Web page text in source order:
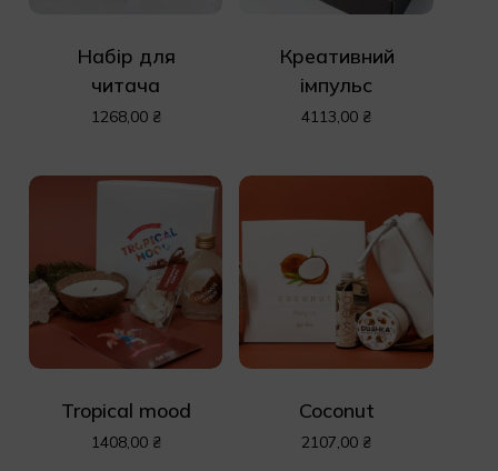
Набір для
читача
1268,00 ₴
Креативний
імпульс
4113,00 ₴
Tropical mood
1408,00 ₴
Coconut
2107,00 ₴